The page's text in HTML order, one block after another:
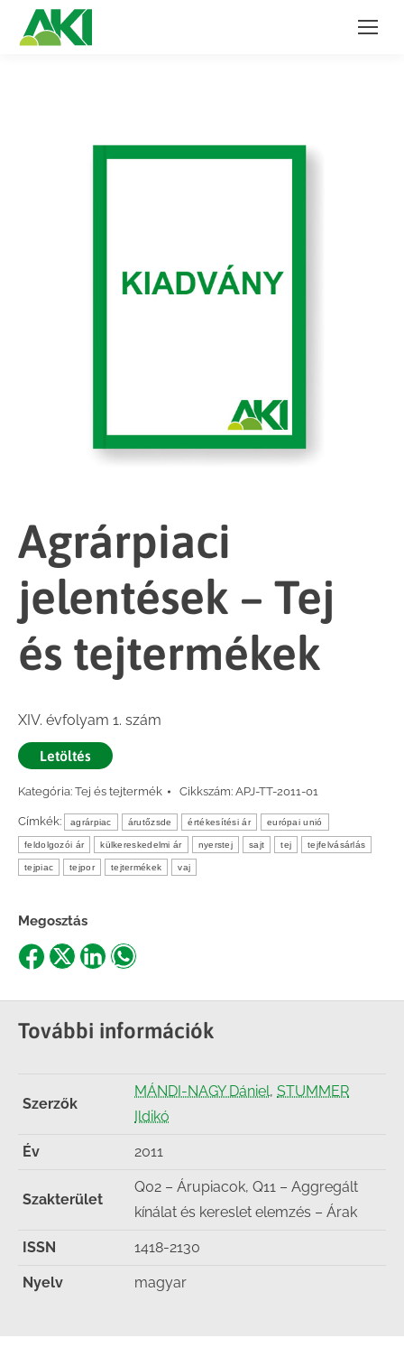
Agrárpiaci
jelentések – Tej
és tejtermékek
XIV. évfolyam 1. szám
Letöltés
Kategória: Tej és tejtermék Cikkszám: APJ-TT-2011-01
Címkék: agrárpiac árutőzsde értékesítési ár európai unió
feldolgozói ár külkereskedelmi ár nyerstej sajt tej tejfelvásárlás
tejpiac tejpor tejtermékek vaj
Megosztás
Share
Facebook
Share
X
Share
LinkedIn
Share
WhatsApp
További információk
Szerzők
MÁNDI-NAGY Dániel, STUMMER
Ildikó
Év 2011
Szakterület
Q02 – Árupiacok, Q11 – Aggregált
kínálat és kereslet elemzés – Árak
ISSN 1418-2130
Nyelv magyar